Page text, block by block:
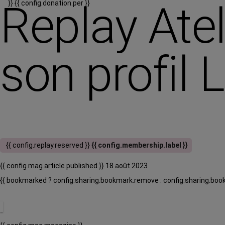
}}{{ config.donation.per }}
Replay
son profil
{{ config.replay.reserved }}{{ config.membership.label }}
{{ config.mag.article.published }} 18 août 2023
{{ bookmarked ? config.sharing.bookmark.remove :